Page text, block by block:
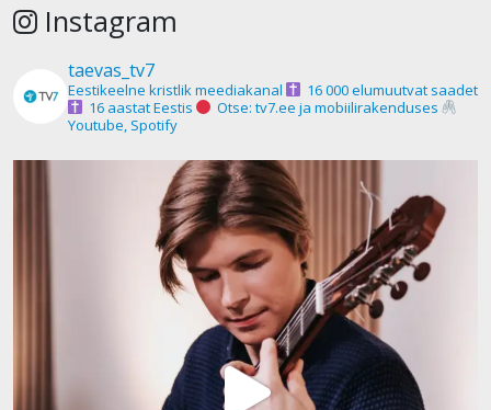
Instagram
taevas_tv7
Eestikeelne kristlik meediakanal
16 000 elumuutvat saadet
16 aastat Eestis
Otse: tv7.ee ja mobiilirakenduses
Youtube, Spotify